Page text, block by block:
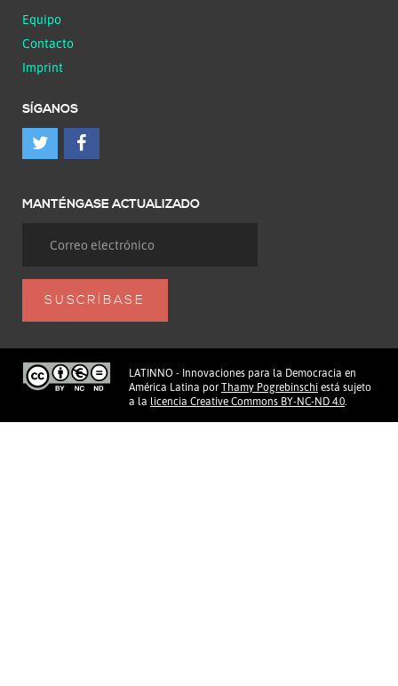
Equipo
Contacto
Imprint
SÍGANOS
MANTÉNGASE ACTUALIZADO
LATINNO - Innovaciones para la Democracia en
América Latina por Thamy Pogrebinschi está sujeto
a la licencia Creative Commons BY-NC-ND 4.0.